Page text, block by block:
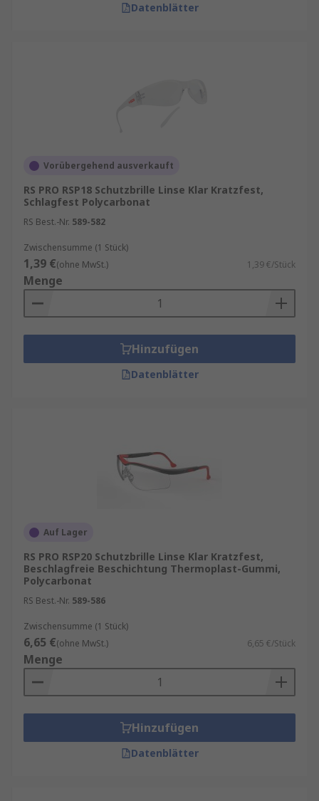
Datenblätter
Vorübergehend ausverkauft
RS PRO RSP18 Schutzbrille Linse Klar Kratzfest,
Schlagfest Polycarbonat
RS Best.-Nr. 589-582
Zwischensumme (1 Stück)
1,39 €(ohne MwSt.) 1,39 €/Stück
Menge
Hinzufügen
Datenblätter
Auf Lager
RS PRO RSP20 Schutzbrille Linse Klar Kratzfest,
Beschlagfreie Beschichtung Thermoplast-Gummi,
Polycarbonat
RS Best.-Nr. 589-586
Zwischensumme (1 Stück)
6,65 €(ohne MwSt.) 6,65 €/Stück
Menge
Hinzufügen
Datenblätter